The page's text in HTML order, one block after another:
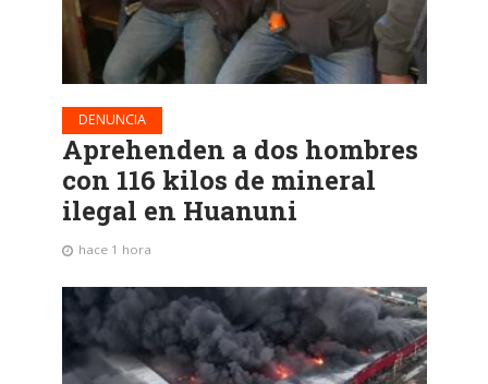
DENUNCIA
Aprehenden a dos hombres
con 116 kilos de mineral
ilegal en Huanuni
hace 1 hora